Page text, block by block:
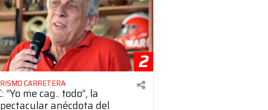
2
CARRETERA
“Yo me cag.. todo”, la
anécdota del